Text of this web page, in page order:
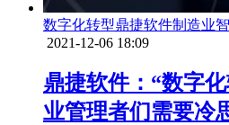
数字化转型鼎捷软件制造业
2021-12-06 18:09
鼎捷软件：“数字
业管理者们需要冷